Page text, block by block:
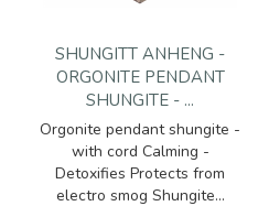
SHUNGITT ANHENG -
ORGONITE PENDANT
SHUNGITE - ...
Orgonite pendant shungite -
with cord Calming -
Detoxifies Protects from
electro smog Shungite...